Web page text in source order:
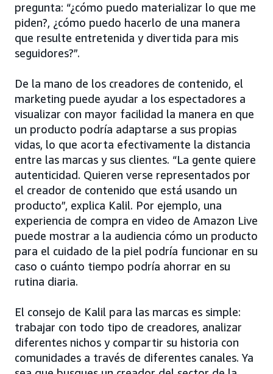
pregunta: “¿cómo puedo materializar lo que me
piden?, ¿cómo puedo hacerlo de una manera
que resulte entretenida y divertida para mis
seguidores?”.
De la mano de los creadores de contenido, el
marketing puede ayudar a los espectadores a
visualizar con mayor facilidad la manera en que
un producto podría adaptarse a sus propias
vidas, lo que acorta efectivamente la distancia
entre las marcas y sus clientes. “La gente quiere
autenticidad. Quieren verse representados por
el creador de contenido que está usando un
producto”, explica Kalil. Por ejemplo, una
experiencia de compra en video de Amazon Live
puede mostrar a la audiencia cómo un producto
para el cuidado de la piel podría funcionar en su
caso o cuánto tiempo podría ahorrar en su
rutina diaria.
El consejo de Kalil para las marcas es simple:
trabajar con todo tipo de creadores, analizar
diferentes nichos y compartir su historia con
comunidades a través de diferentes canales. Ya